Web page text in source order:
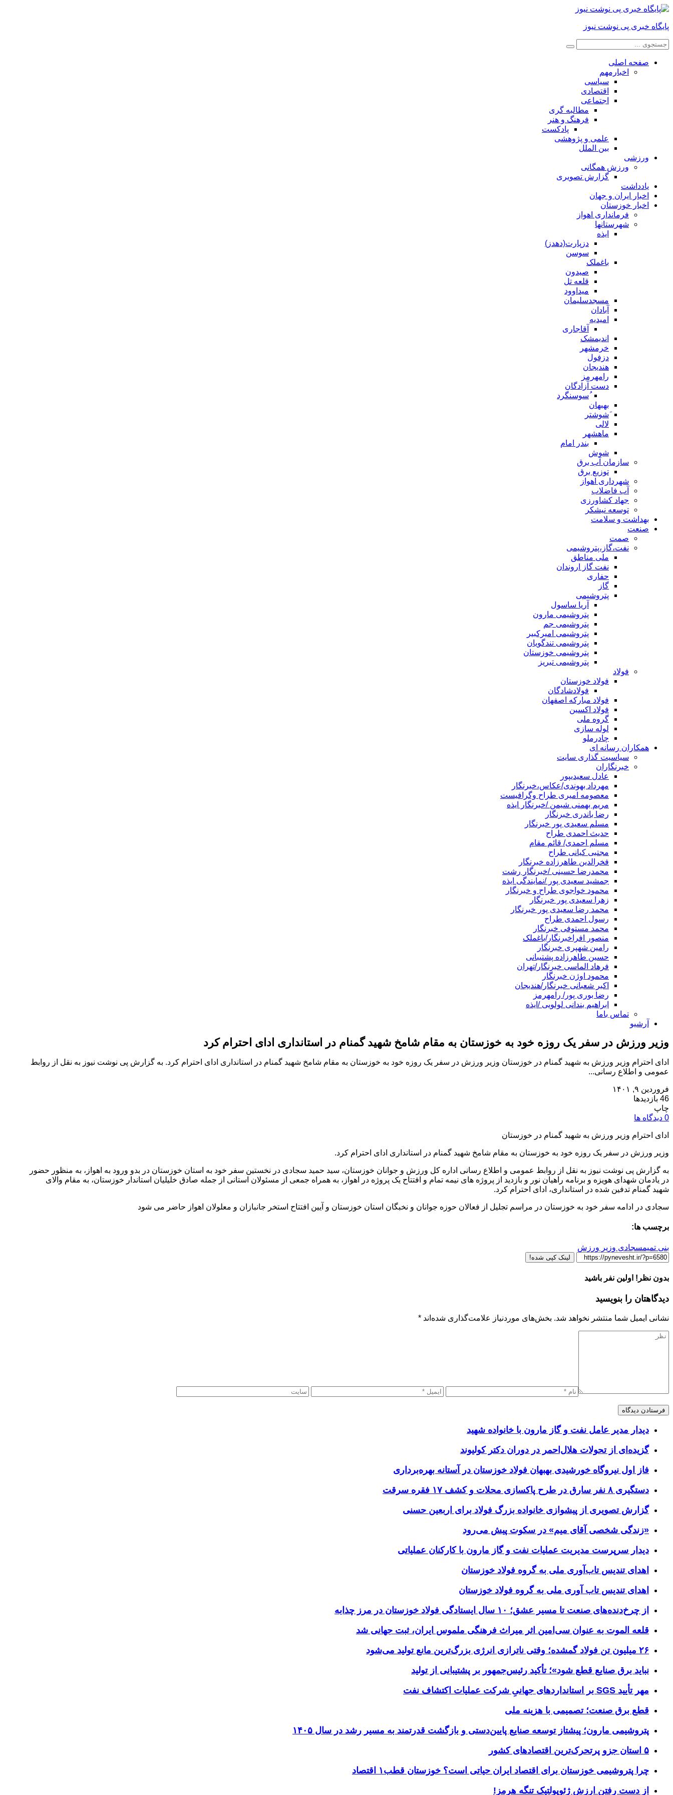
پایگاه خبری پی نوشت نیوز
صفحه اصلی
اخبارمهم
سیاسی
اقتصادی
اجتماعی
مطالبه گری
فرهنگ و هنر
پادکست
علمی و پژوهشی
بین الملل
ورزشی
ورزش همگانی
گزارش تصویری
یادداشت
اخبار ایران و جهان
اخبار خوزستان
فرمانداری اهواز
شهرستانها
ایذه
دزپارت(دهدز)
سوسن
باغملک
صیدون
قلعه تل
میداوود
مسجدسلیمان
آبادان
امیدیه
آقاجاری
اندیمشک
خرمشهر
دزفول
هندیجان
رامهرمز
دست آزادگان
ُسوسنگرد
بهبهان
َشوشتر
لالی
ماهشهر
بندر امام
شوش
سازمان آب برق
توزیع برق
شهرداری اهواز
آب فاضلاب
جهاد کشاورزی
توسعه نیشکر
بهداشت و سلامت
صنعت
صمت
نفت،گاز،پتروشیمی
ملی مناطق
نفت گاز اروندان
حفاری
گاز
پتروشیمی
آریا ساسول
پتروشیمی مارون
پتروشیمی جم
پتروشیمی امیرکبیر
پتروشیمی تندگویان
پتروشیمی خوزستان
پتروشیمی تبریز
فولاد
فولاد خوزستان
فولادشادگان
فولاد مبارکه اصفهان
فولاد اکسین
گروه ملی
لوله سازی
چادرملو
همکاران رسانه ای
سیاسیت گذاری سایت
خبرنگاران
عادل سعیدیپور
مهرداد بهوندی/عکاس،خبرنگار
معصومه امیری طراح وگرافیست
مریم بهمنی شیمن /خبرنگار ایذه
رضا باندری خبرنگار
مسلم سعیدی پور خبرنگار
حدیث احمدی طراح
مسلم احمدی/ قائم مقام
مجتبی کیانی طراح
فخرالدین طاهرزاده خبرنگار
محمدرضا حسینی /خبرنگار رشت
جمشید سعیدی پور /نمایندگی ایذه
محمود خواجوی طراح و خبرنگار
زهرا سعیدی پور خبرنگار
محمد رضا سعیدی پور خبرنگار
رسول احمدی طراح
محمد مستوفی خبرنگار
منصور افراخبرنگار/باغملک
رامین شهپری خبرنگار
حسین طاهرزاده پشتیبانی
فرهاد الماسی خبرنگار/تهران
محمود اوژن خبرنگار
اکبر شعبانی خبرنگار/هندیجان
رضا بوری پور/ رامهرمز
ابراهیم بندانی لولویی /ایذه
تماس باما
آرشیو
وزیر ورزش در سفر یک روزه خود به خوزستان به مقام شامخ شهید گمنام در استانداری ادای احترام کرد
ادای احترام وزیر ورزش به شهید گمنام در خوزستان وزیر ورزش در سفر یک روزه خود به خوزستان به مقام شامخ شهید گمنام در استانداری ادای احترام کرد. به گزارش پی نوشت نیوز به نقل از روابط
عمومی و اطلاع رسانی...
فروردین ۹, ۱۴۰۱
46 بازدیدها
چاپ
0 دیدگاه ها
ادای احترام وزیر ورزش به شهید گمنام در خوزستان
وزیر ورزش در سفر یک روزه خود به خوزستان به مقام شامخ شهید گمنام در استانداری ادای احترام کرد.
به گزارش پی نوشت نیوز به نقل از روابط عمومی و اطلاع رسانی اداره کل ورزش و جوانان خوزستان، سید حمید سجادی در نخستین سفر خود به استان خوزستان در بدو ورود به اهواز، به منظور حضور
در یادمان شهدای هویزه و برنامه راهیان نور و بازدید از پروژه های نیمه تمام و افتتاح یک پروژه در اهواز، به همراه جمعی از مسئولان استانی از جمله صادق خلیلیان استاندار خوزستان، به مقام والای
شهید گمنام تدفین شده در استانداری، ادای احترام کرد.
سجادی در ادامه سفر خود به خوزستان در مراسم تجلیل از فعالان حوزه جوانان و نخبگان استان خوزستان و آیین افتتاح استخر جانبازان و معلولان اهواز حاضر می شود
برچسب ها:
بنی تمیمسجادی وزیر ورزش
لینک کپی شده!
بدون نظر! اولین نفر باشید
دیدگاهتان را بنویسید
نشانی ایمیل شما منتشر نخواهد شد. بخش‌های موردنیاز علامت‌گذاری شده‌اند *
دیدار مدیر عامل نفت و گاز مارون با خانواده شهید
گزیده‌ای از تحولات هلال‌احمر در دوران دکتر کولیوند
فاز اول نیروگاه خورشیدی بهبهان فولاد خوزستان در آستانه بهره‌برداری
دستگیری ۸ نفر سارق در طرح پاکسازی محلات و کشف ۱۷ فقره سرقت
گزارش تصویری از پیشوازی خانواده بزرگ فولاد برای اربعین حسنی
«زندگی شخصی آقای میم» در سکوت پیش می‌رود
دیدار سرپرست مدیریت عملیات نفت و گاز مارون با کارکنان عملیاتی
اهدای تندیس تاب‌آوری ملی به گروه فولاد خوزستان
اهدای تندیس تاب آوری ملی به گروه فولاد خوزستان
از چرخ‌دنده‌های صنعت تا مسیر عشق؛ ۱۰ سال ایستادگی فولاد خوزستان در مرز چذابه
قلعه الموت به عنوان سی‌امین اثر میراث‌ فرهنگی ملموس ایران، ثبت جهانی شد
۲۶ میلیون تن فولاد گمشده؛ وقتی ناترازی انرژی بزرگ‌ترین مانع تولید می‌شود
نباید برق صنایع قطع شود»؛ تأکید رئیس‌جمهور بر پشتیبانی از تولید
مهر تأیید SGS بر استانداردهای جهانیِ شرکت عملیات اکتشاف نفت
قطع برق صنعت؛ تصمیمی با هزینه ملی
پتروشیمی مارون؛ پیشتاز توسعه صنایع پایین‌دستی و بازگشت قدرتمند به مسیر رشد در سال ۱۴۰۵
۵ استان جزو پرتحرک‌ترین اقتصاد‌های کشور
چرا پتروشیمی خوزستان برای اقتصاد ایران حیاتی است؟ خوزستان قطب۱ اقتصاد
از دست رفتن ارزش ژئوپولتیک تنگه هرمز!